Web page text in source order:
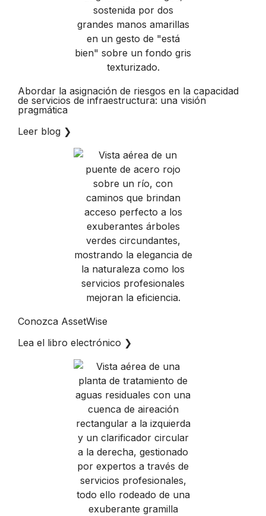
Abordar la asignación de riesgos en la capacidad
de servicios de infraestructura: una visión
pragmática
Leer blog ❯
Conozca AssetWise
Lea el libro electrónico ❯